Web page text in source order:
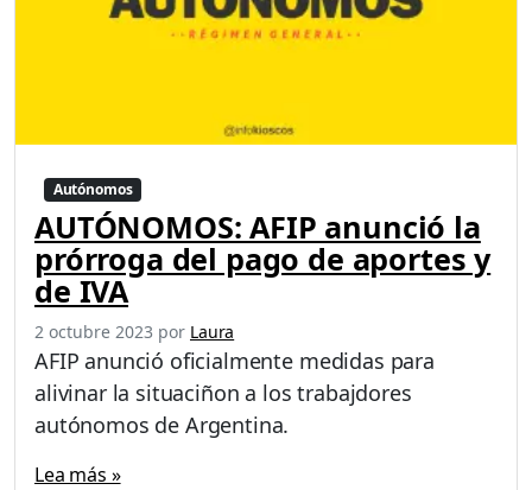
Autónomos
AUTÓNOMOS: AFIP anunció la
prórroga del pago de aportes y
de IVA
2 octubre 2023 por Laura
AFIP anunció oficialmente medidas para
alivinar la situaciñon a los trabajdores
autónomos de Argentina.
Lea más »